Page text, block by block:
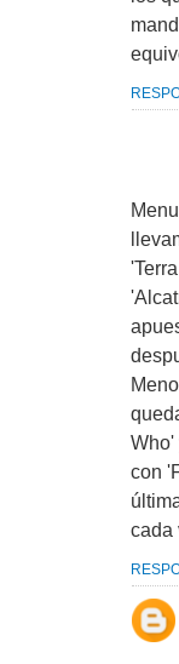
Who'
con
cada